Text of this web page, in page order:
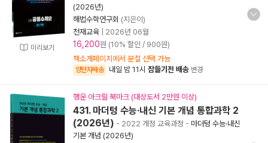
미리보기
(2026년)
해법수학연구회 (지은이)
천재교육
2026년 06월
16,200원 (10% 할인 / 900원)
책소개페이지에서 분철 선택 가능
양탄자배송 내일 밤 11시 잠들기전 배송 변경
행운 아크릴 북마크 (대상도서 2만원 이상)
431. 마더텅 수능·내신 기본 개념 통합과학 2
(2026년) - 2022 개정 교육과정 - 마더텅 수능·내신
기본 개념 (2026년)